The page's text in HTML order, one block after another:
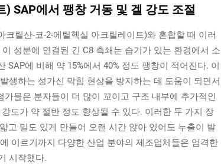
SAP에서 팽창 거동 및 겔 강도 조절
릴산-코-2-에틸헥실 아크릴레이트)와 혼합할 때 이러
성분에 연결된 긴 C8 측쇄는 습기가 있는 환경에서 소
에 비해 약 15%에서 40% 정도 팽창이 적어진다. 이
생하는 성가신 막힘 현상을 방지하는 데 도움이 되면서
물은 분자들이 더 많이 꼬이고 구조 내부에 추가적인
도가 약 절반 정도 향상될 수 있다. 이러한 두 가지 장
고 밀도 있게 만들어 오랜 시간 앉아 있어도 누출이 발
이르기까지 다양한 산업 분야의 제조업체들은 엄격한
시작했다.